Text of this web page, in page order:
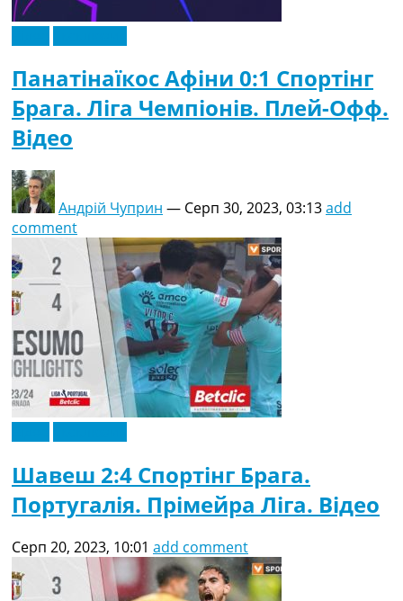
Панатінаїкос Афіни 0:1 Спортінг
Брага. Ліга Чемпіонів. Плей-Офф.
Відео
Андрій Чуприн — Серп 30, 2023, 03:13add
comment
Шавеш 2:4 Спортінг Брага.
Португалія. Прімейра Ліга. Відео
Серп 20, 2023, 10:01 add comment